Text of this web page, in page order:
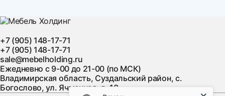
+7 (905) 148-17-71
+7 (905) 148-17-71
sale@mebelholding.ru
Ежедневно с 9-00 до 21-00 (по МСК)
Владимирская область, Суздальский район, с.
Богослово, ул. Ячменная, д. 10